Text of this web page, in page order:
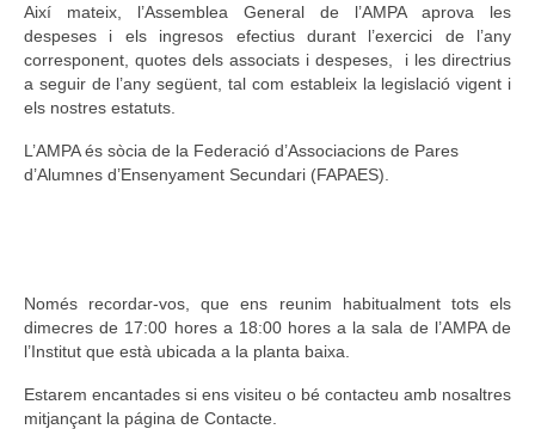
Així mateix, l’Assemblea General de l’AMPA aprova les
despeses i els ingresos efectius durant l’exercici de l’any
corresponent, quotes dels associats i despeses, i les directrius
a seguir de l’any següent, tal com estableix la legislació vigent i
els nostres estatuts.
L’AMPA és sòcia de la Federació d’Associacions de Pares
d’Alumnes d’Ensenyament Secundari (FAPAES).
Només recordar-vos, que ens reunim habitualment tots els
dimecres de 17:00 hores a 18:00 hores a la sala de l’AMPA de
l’Institut que està ubicada a la planta baixa.
Estarem encantades si ens visiteu o bé contacteu amb nosaltres
mitjançant la página de Contacte.